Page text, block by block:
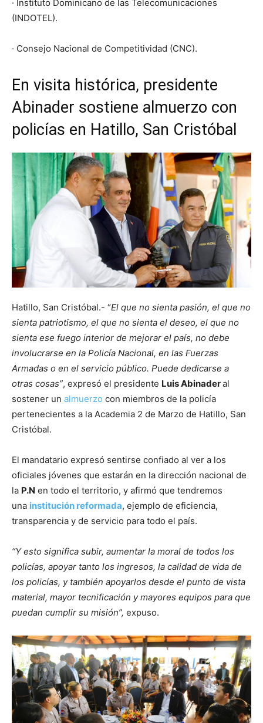
· Instituto Dominicano de las Telecomunicaciones
(INDOTEL).
· Consejo Nacional de Competitividad (CNC).
En visita histórica, presidente
Abinader sostiene almuerzo con
policías en Hatillo, San Cristóbal
Hatillo, San Cristóbal.- “El que no sienta pasión, el que no
sienta patriotismo, el que no sienta el deseo, el que no
sienta ese fuego interior de mejorar el país, no debe
involucrarse en la Policía Nacional, en las Fuerzas
Armadas o en el servicio público. Puede dedicarse a
otras cosas”, expresó el presidente Luis Abinaderal
sostener un almuerzo con miembros de la policía
pertenecientes a la Academia 2 de Marzo de Hatillo, San
Cristóbal.
El mandatario expresó sentirse confiado al ver a los
oficiales jóvenes que estarán en la dirección nacional de
la P.N en todo el territorio, y afirmó que tendremos
una institución reformada, ejemplo de eficiencia,
transparencia y de servicio para todo el país.
“Y esto significa subir, aumentar la moral de todos los
policías, apoyar tanto los ingresos, la calidad de vida de
los policías, y también apoyarlos desde el punto de vista
material, mayor tecnificación y mayores equipos para que
puedan cumplir su misión”, expuso.